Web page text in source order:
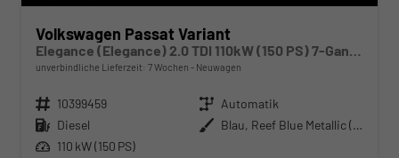
Volkswagen Passat Variant
Elegance (Elegance) 2.0 TDI 110kW (150 PS) 7-Gang DSG
unverbindliche Lieferzeit: 7 Wochen Neuwagen
Fahrzeugnr. 10399459 Getriebe Automatik
Kraftstoff Diesel Außenfarbe
Blau, Reef Blue Metallic (0A)
Leistung 110 kW (150 PS)